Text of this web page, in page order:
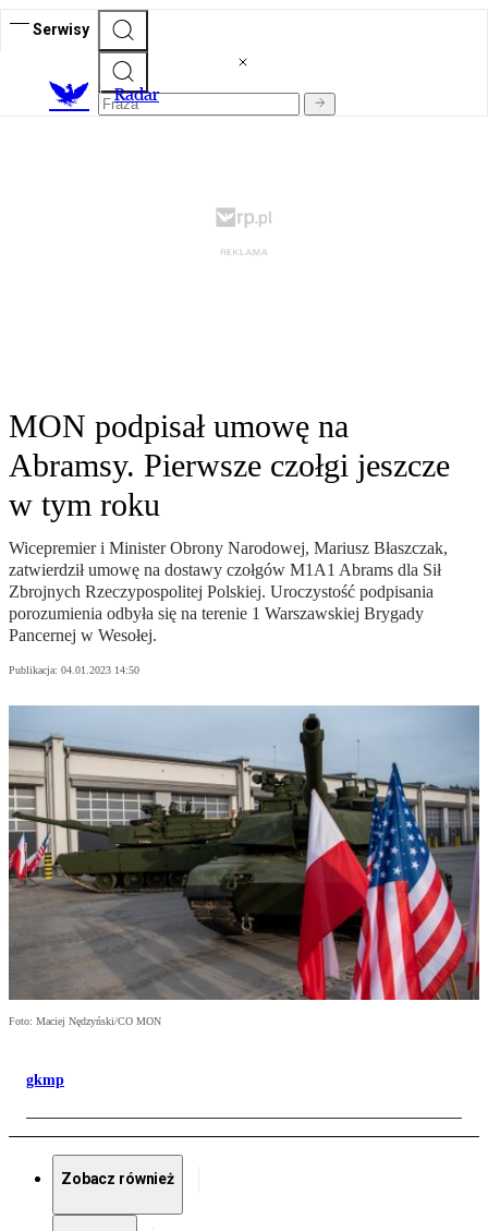
Serwisy
Radar
MON podpisał umowę na
Abramsy. Pierwsze czołgi jeszcze
w tym roku
Wicepremier i Minister Obrony Narodowej, Mariusz Błaszczak,
zatwierdził umowę na dostawy czołgów M1A1 Abrams dla Sił
Zbrojnych Rzeczypospolitej Polskiej. Uroczystość podpisania
porozumienia odbyła się na terenie 1 Warszawskiej Brygady
Pancernej w Wesołej.
Publikacja: 04.01.2023 14:50
Foto: Maciej Nędzyński/CO MON
gkmp
Zobacz również